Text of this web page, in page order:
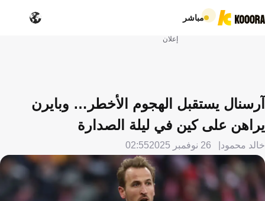
مباشر
إعلان
آرسنال يستقبل الهجوم الأخطر… وبايرن
يراهن على كين في ليلة الصدارة
خالد محمود 26 نوفمبر 2025 02:55